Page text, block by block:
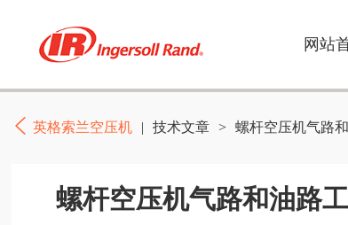
网站
英格索兰空压机 | 技术文章 > 螺杆空压机气路
螺杆空压机气路和油路